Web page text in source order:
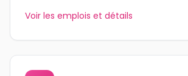
Voir les emplois et détails